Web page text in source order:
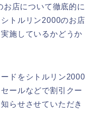
店について徹底的に
トルリン2000のお店
施しているかどうか
ドをシトルリン2000
ールなどで割引クー
らせさせていただき